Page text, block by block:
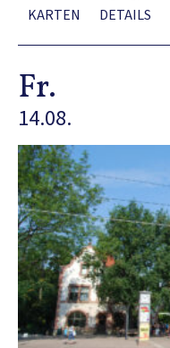
KARTEN DETAILS
Fr.
14.08.